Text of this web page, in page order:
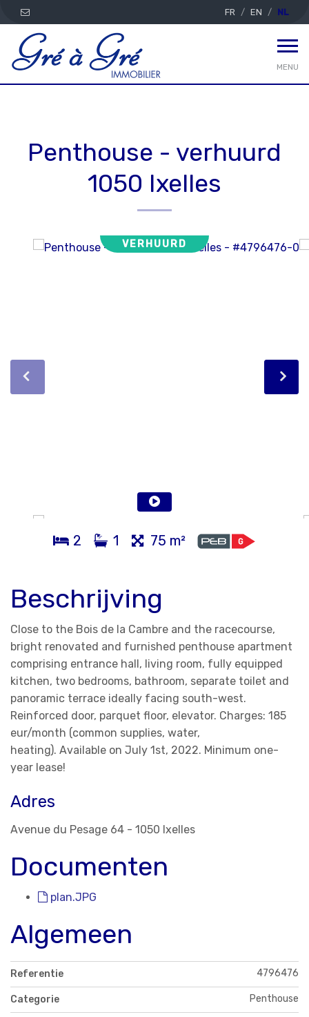
FR EN NL
MENU
Penthouse - verhuurd
1050 Ixelles
VERHUURD
2 1 75 m²
Beschrijving
Close to the Bois de la Cambre and the racecourse,
bright renovated and furnished penthouse apartment
comprising entrance hall, living room, fully equipped
kitchen, two bedrooms, bathroom, separate toilet and
panoramic terrace ideally facing south-west.
Reinforced door, parquet floor, elevator. Charges: 185
eur/month (common supplies, water,
heating). Available on July 1st, 2022. Minimum one-
year lease!
Adres
Avenue du Pesage 64 - 1050 Ixelles
Documenten
plan.JPG
Algemeen
Referentie 4796476
Categorie Penthouse